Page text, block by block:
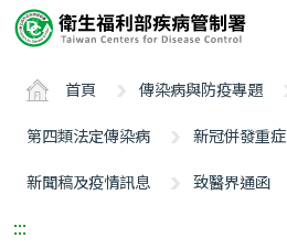
要
ALT+C
首頁 傳染病與防疫專題
第四類法定傳染病
新冠併發重症
新聞稿及疫情訊息
致醫界通函
:::